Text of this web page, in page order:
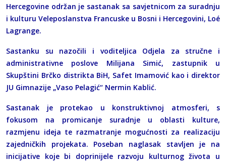
Hercegovine održan je sastanak sa savjetnicom za suradnju
i kulturu Veleposlanstva Francuske u Bosni i Hercegovini, Loé
Lagrange.
Sastanku su nazočili i voditeljica Odjela za stručne i
administrativne poslove Milijana Simić, zastupnik u
Skupštini Brčko distrikta BiH, Safet Imamović kao i direktor
JU Gimnazije „Vaso Pelagić“ Nermin Kablić.
Sastanak je protekao u konstruktivnoj atmosferi, s
fokusom na promicanje suradnje u oblasti kulture,
razmjenu ideja te razmatranje mogućnosti za realizaciju
zajedničkih projekata. Poseban naglasak stavljen je na
inicijative koje bi doprinijele razvoju kulturnog života u